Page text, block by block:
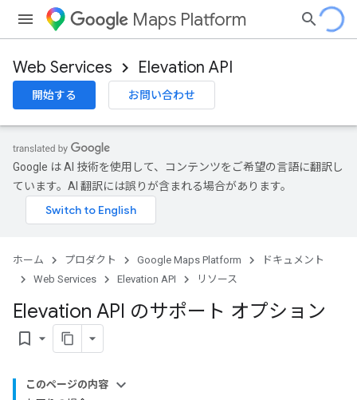
Maps Platform
Web Services Elevation API
開始する お問い合わせ
Google は AI 技術を使用して、コンテンツをご希望の言語に翻訳し
ています。AI 翻訳には誤りが含まれる場合があります。
ホーム プロダクト Google Maps Platform
ドキュメント
Web Services
Elevation API リソース
Elevation API のサポート オプション
bookmark_border
このページの内容